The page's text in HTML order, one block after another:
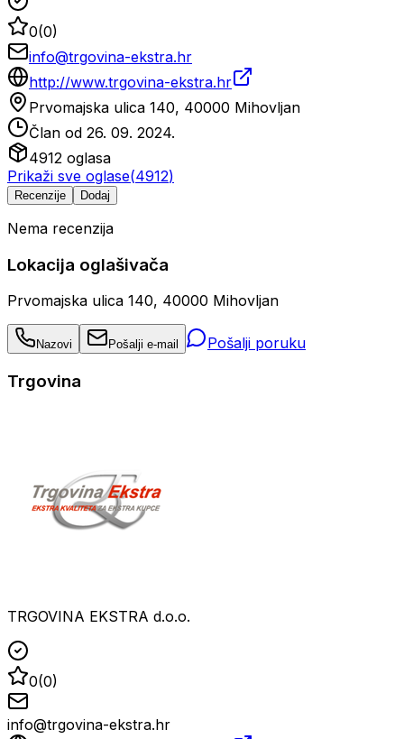
0(0)
info@trgovina-ekstra.hr
http://www.trgovina-ekstra.hr
Prvomajska ulica 140, 40000 Mihovljan
Član od 26. 09. 2024.
4912 oglasa
Prikaži sve oglase(4912)
Recenzije Dodaj
Nema recenzija
Lokacija oglašivača
Prvomajska ulica 140, 40000 Mihovljan
Nazovi Pošalji e-mail Pošalji poruku
Trgovina
TRGOVINA EKSTRA d.o.o.
0(0)
info@trgovina-ekstra.hr